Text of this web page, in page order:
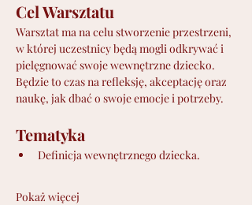
Cel Warsztatu
Warsztat ma na celu stworzenie przestrzeni,
w której uczestnicy będą mogli odkrywać i
pielęgnować swoje wewnętrzne dziecko.
Będzie to czas na refleksję, akceptację oraz
naukę, jak dbać o swoje emocje i potrzeby.
Tematyka
Definicja wewnętrznego dziecka.
Pokaż więcej